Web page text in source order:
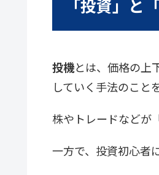
「投資」と
投機とは、価格の上
していく手法のこと
株やトレードなどが
一方で、投資初心者